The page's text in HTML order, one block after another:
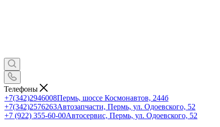
Телефоны
+7(342)2946008Пермь, шоссе Космонавтов, 244б
+7(342)2576263Автозапчасти, Пермь, ул. Одоевского, 52
+7 (922) 355-60-00Автосервис, Пермь, ул. Одоевского, 52